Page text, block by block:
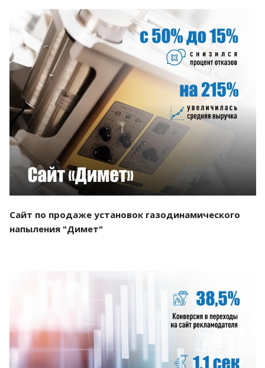
Смотреть проект
Сайт по продаже установок газодинамического
напыления "Димет"